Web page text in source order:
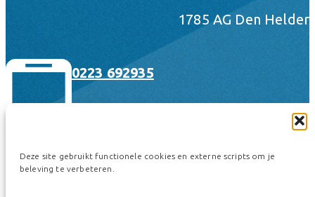
Deze site gebruikt functionele cookies en externe scripts om je
beleving te verbeteren.
1785 AG Den Helder
0223 692935